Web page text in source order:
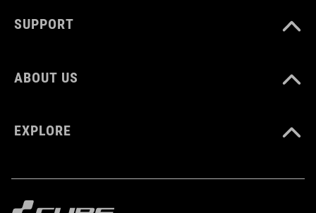
SUPPORT
ABOUT US
EXPLORE